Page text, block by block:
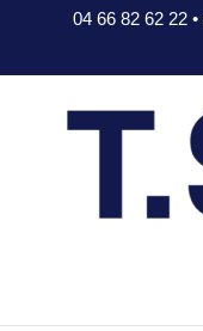
04 66 82 62 22